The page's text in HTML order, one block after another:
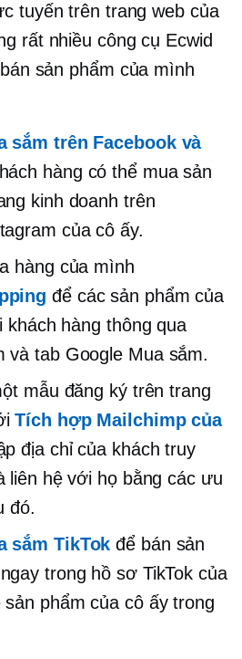
tuyến trên trang web của
rất nhiều công cụ Ecwid
sản phẩm của mình
sắm trên Facebook và
hàng có thể mua sản
kinh doanh trên
của cô ấy.
hàng của mình
để các sản phẩm của
khách hàng thông qua
và tab Google Mua sắm.
mẫu đăng ký trên trang
Tích hợp Mailchimp của
địa chỉ của khách truy
liên hệ với họ bằng các ưu
đó.
sắm TikTok để bán sản
trong hồ sơ TikTok của
phẩm của cô ấy trong